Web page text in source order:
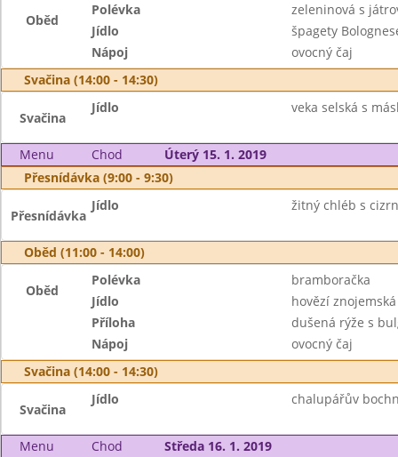
Oběd
Polévka
zeleninová s
Jídlo
špagety
Nápoj
ovocný čaj
Svačina (14:00 - 14:30)
Svačina
Jídlo veka selská s
Menu Chod
Úterý 15. 1. 2019
Přesnídávka (9:00 - 9:30)
Přesnídávka
Jídlo žitný chléb s
Oběd (11:00 - 14:00)
Oběd
Polévka
bramboračka
Jídlo
hovězí
Příloha
dušená rýže s
Nápoj
ovocný čaj
Svačina (14:00 - 14:30)
Svačina
Jídlo chalupářův
Menu Chod
Středa 16. 1. 2019